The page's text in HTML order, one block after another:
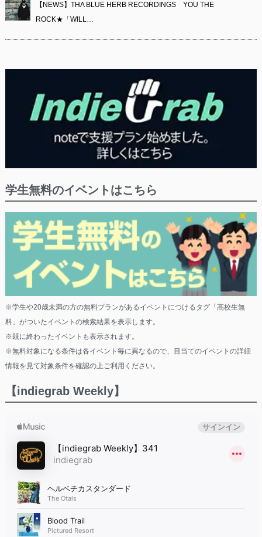
【NEWS】THA BLUE HERB RECORDINGS YOU THE
ROCK★「WILL…
学生無料のイベントはこちら
※学生や20歳未満の方の無料プランがあるイベントにつけるタグ「高校生無
料」がついたイベントの検索結果を表示します。
※既に終わったイベントも表示されます。
※無料対象になる条件は各イベント毎に異なるので、目当てのイベントの詳細
情報を見て対象条件を確認の上ご利用ください。
【indiegrab Weekly】